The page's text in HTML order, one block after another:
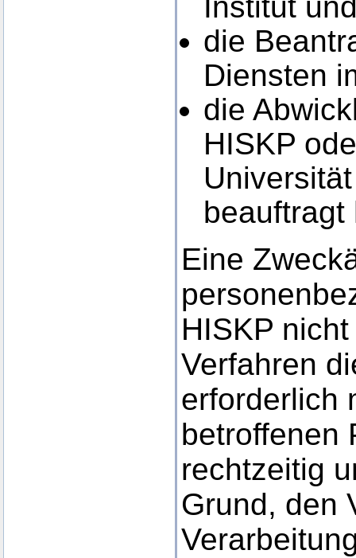
die
Diensten
die
HISKP
beauftragt
Eine
HISKP
Verfahren
erforderlich
betroffenen
rechtzeitig
Grund, den